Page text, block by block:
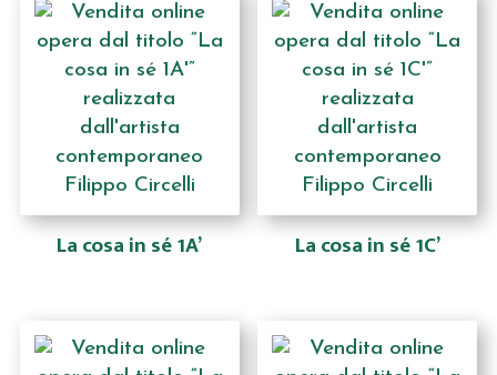
La cosa in sé 1A’ La cosa in sé 1C’